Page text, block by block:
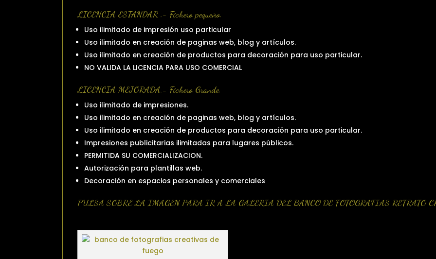
LICENCIA ESTANDAR .- Fichero pequeño.
Uso ilimitado de impresión uso particular
Uso ilimitado en creación de paginas web, blog y artículos.
Uso ilimitado en creación de productos para decoración para uso particular.
NO VALIDA LA LICENCIA PARA USO COMERCIAL
LICENCIA MEJORADA.- Fichero Grande.
Uso ilimitado de impresiones.
Uso ilimitado en creación de paginas web, blog y artículos.
Uso ilimitado en creación de productos para decoración para uso particular.
Impresiones publicitarias ilimitadas para lugares públicos.
PERMITIDA SU COMERCIALIZACION.
Autorización para plantillas web.
Decoración en espacios personales y comerciales
PULSA SOBRE LA IMAGEN PARA IR A LA GALERIA DEL BANCO DE FOTOGRAFIAS RETRATO